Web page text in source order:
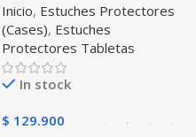
Tablet Samsung Galaxy
Tab A8 10.5 2021 – 2022
SM-x200 SM-x205 Anti
golpes con soporte
Inicio, Estuches Protectores
(Cases), Estuches
Protectores Tabletas
In stock
$ 129.900